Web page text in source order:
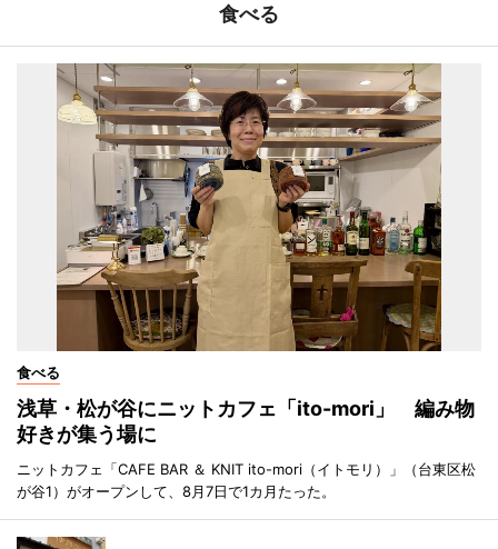
食べる
食べる
浅草・松が谷にニットカフェ「ito-mori」 編み物
好きが集う場に
ニットカフェ「CAFE BAR ＆ KNIT ito-mori（イトモリ）」（台東区松
が谷1）がオープンして、8月7日で1カ月たった。